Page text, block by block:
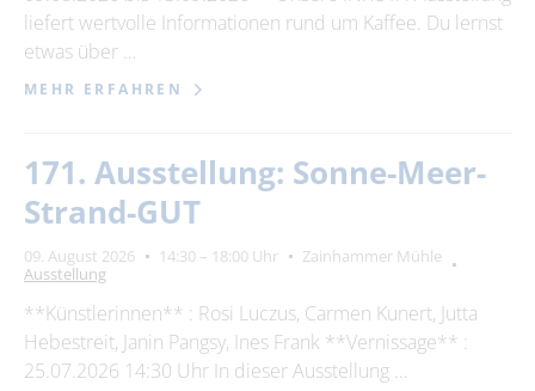
liefert wertvolle Informationen rund um Kaffee. Du lernst
etwas über …
MEHR ERFAHREN
171. Ausstellung: Sonne-Meer-
Strand-GUT
09. August 2026 14:30 – 18:00 Uhr
Zainhammer Mühle
Ausstellung
**Künstlerinnen** : Rosi Luczus, Carmen Kunert, Jutta
Hebestreit, Janin Pangsy, Ines Frank **Vernissage** :
25.07.2026 14:30 Uhr In dieser Ausstellung …